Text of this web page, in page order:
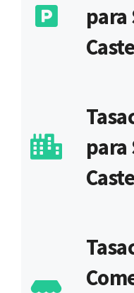
para
para